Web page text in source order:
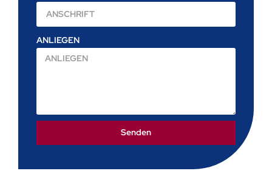
ANLIEGEN
Senden